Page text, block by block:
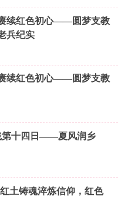
续红色初心——圆梦支教
兵纪实
续红色初心——圆梦支教
第十四日——夏风润乡
土铸魂淬炼信仰，红色